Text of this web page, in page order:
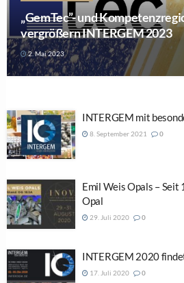
„GemTec”- und
vergrößern INTERGEM 2023
2. Mai 2023
INTERGEM mit
8. September 2021 0
Emil Weis Opals – Seit
Opal
29. Juli 2020 0
INTERGEM 2020
17. Juli 2020 0